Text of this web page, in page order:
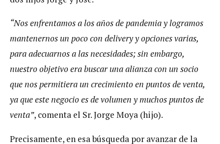
“Nos enfrentamos a los años de pandemia y logramos
mantenernos un poco con delivery y opciones varias,
para adecuarnos a las necesidades; sin embargo,
nuestro objetivo era buscar una alianza con un socio
que nos permitiera un crecimiento en puntos de venta,
ya que este negocio es de volumen y muchos puntos de
venta”, comenta el Sr. Jorge Moya (hijo).
Precisamente, en esa búsqueda por avanzar de la